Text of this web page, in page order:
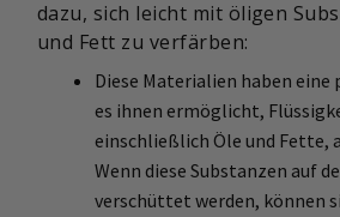
dazu, sich leicht mit öligen
und Fett zu verfärben:
Diese Materialien haben eine
es ihnen ermöglicht,
einschließlich Öle und Fette,
Wenn diese Substanzen auf
verschüttet werden, können